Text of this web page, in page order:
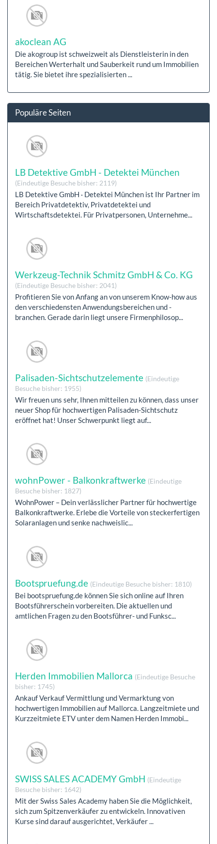
akoclean AG
Die akogroup ist schweizweit als Dienstleisterin in den
Bereichen Werterhalt und Sauberkeit rund um Immobilien
tätig. Sie bietet ihre spezialisierten ...
Populäre Seiten
LB Detektive GmbH - Detektei München
(Eindeutige Besuche bisher: 2119)
LB Detektive GmbH · Detektei München ist Ihr Partner im
Bereich Privatdetektiv, Privatdetektei und
Wirtschaftsdetektei. Für Privatpersonen, Unternehme...
Werkzeug-Technik Schmitz GmbH & Co. KG
(Eindeutige Besuche bisher: 2041)
Profitieren Sie von Anfang an von unserem Know-how aus
den verschiedensten Anwendungsbereichen und -
branchen. Gerade darin liegt unsere Firmenphilosop...
Palisaden-Sichtschutzelemente (Eindeutige
Besuche bisher: 1955)
Wir freuen uns sehr, Ihnen mitteilen zu können, dass unser
neuer Shop für hochwertigen Palisaden-Sichtschutz
eröffnet hat! Unser Schwerpunkt liegt auf...
wohnPower - Balkonkraftwerke (Eindeutige
Besuche bisher: 1827)
WohnPower – Dein verlässlicher Partner für hochwertige
Balkonkraftwerke. Erlebe die Vorteile von steckerfertigen
Solaranlagen und senke nachweislic...
Bootspruefung.de (Eindeutige Besuche bisher: 1810)
Bei bootspruefung.de können Sie sich online auf Ihren
Bootsführerschein vorbereiten. Die aktuellen und
amtlichen Fragen zu den Bootsführer- und Funksc...
Herden Immobilien Mallorca (Eindeutige Besuche
bisher: 1745)
Ankauf Verkauf Vermittlung und Vermarktung von
hochwertigen Immobilien auf Mallorca. Langzeitmiete und
Kurzzeitmiete ETV unter dem Namen Herden Immobi...
SWISS SALES ACADEMY GmbH (Eindeutige
Besuche bisher: 1642)
Mit der Swiss Sales Academy haben Sie die Möglichkeit,
sich zum Spitzenverkäufer zu entwickeln. Innovativen
Kurse sind darauf ausgerichtet, Verkäufer ...